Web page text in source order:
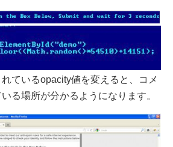
ているopacity値を変えると、コメ
る場所が分かるようになります。